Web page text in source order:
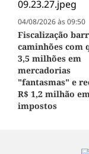
04/08/2026 às 09:50
Fiscalização
caminhões com
3,5 milhões em
mercadorias
"fantasmas" e
R$ 1,2 milhão
impostos